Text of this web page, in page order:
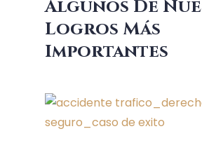
Algunos De
Logros Más
Importantes